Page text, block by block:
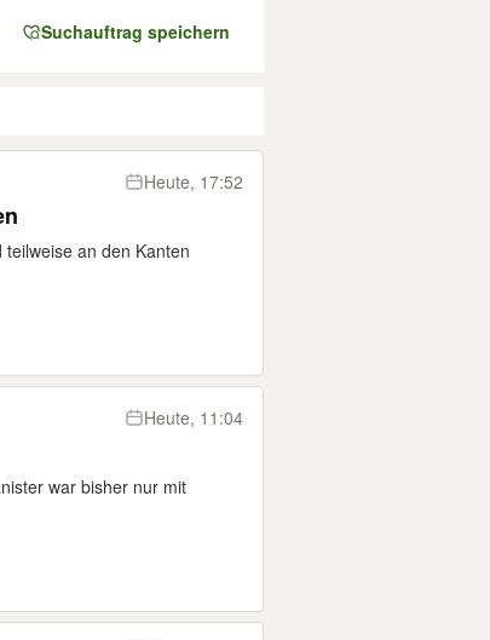
Suchauftrag speichern
Heute, 17:52
an den Kanten
Heute, 11:04
war bisher nur mit